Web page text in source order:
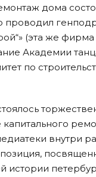
дома
проводил
(эта же фирма
Академии
по
внутри
истории